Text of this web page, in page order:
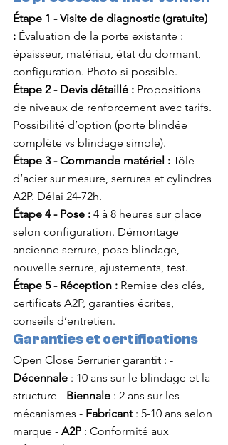
Étape 1 - Visite de diagnostic (gratuite)
: Évaluation de la porte existante :
épaisseur, matériau, état du dormant,
configuration. Photo si possible.
Étape 2 - Devis détaillé : Propositions
de niveaux de renforcement avec tarifs.
Possibilité d’option (porte blindée
complète vs blindage simple).
Étape 3 - Commande matériel : Tôle
d’acier sur mesure, serrures et cylindres
A2P. Délai 24-72h.
Étape 4 - Pose : 4 à 8 heures sur place
selon configuration. Démontage
ancienne serrure, pose blindage,
nouvelle serrure, ajustements, test.
Étape 5 - Réception : Remise des clés,
certificats A2P, garanties écrites,
conseils d’entretien.
Garanties et certifications
Open Close Serrurier garantit : -
Décennale : 10 ans sur le blindage et la
structure - Biennale : 2 ans sur les
mécanismes - Fabricant : 5-10 ans selon
marque - A2P : Conformité aux